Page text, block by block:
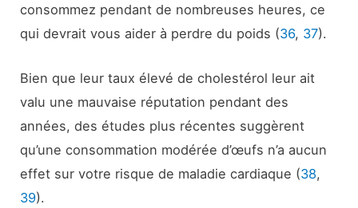
consommez pendant de nombreuses heures, ce
qui devrait vous aider à perdre du poids (36, 37).
Bien que leur taux élevé de cholestérol leur ait
valu une mauvaise réputation pendant des
années, des études plus récentes suggèrent
qu’une consommation modérée d’œufs n’a aucun
effet sur votre risque de maladie cardiaque (38,
39).